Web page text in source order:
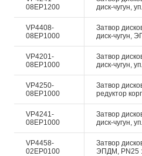
08EP1200
диск-чугун,
VP4408-
08EP1000
Затвор
диск-чугун,
VP4201-
08EP1000
Затвор
диск-чугун,
VP4250-
08EP1000
Затвор
редуктор
VP4241-
08EP1000
Затвор
диск-чугун,
VP4458-
02EP0100
Затвор
ЭПДМ, PN25 :